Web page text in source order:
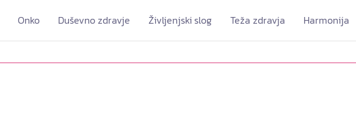
Onko Duševno zdravje Življenjski slog Teža zdravja Harmonija